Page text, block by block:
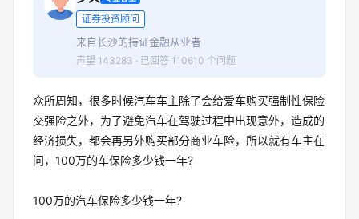
证券投资顾问
来自长沙的持证金融从业者
声望 143283 · 已回答 110610 个问题
众所周知，很多时候汽车车主除了会给爱车购买强制性保险
交强险之外，为了避免汽车在驾驶过程中出现意外，造成的
经济损失，都会再另外购买部分商业车险，所以就有车主在
问，100万的车保险多少钱一年?
100万的汽车保险多少钱一年?